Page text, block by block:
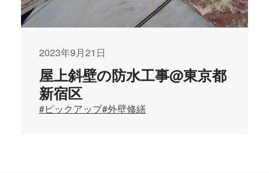
2023年9月21日
屋上斜壁の防水工事@東京都
新宿区
#ピックアップ#外壁修繕